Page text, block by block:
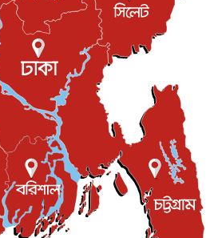
৮ আগস্ট, ২০২৬
বলা রদ্রির জন্য বার্সার কাছে কত চাইল ম্যানসিটি
উৎসব, বিনা মূল্যে দেখা যাবে ৬ সিনেমা
৮ আগস্ট, ২০২৬
জুমার খুতবা : “কুরআন হোক জীবন দেখার
৭ আগস্ট, ২০২৬
মোহিনী রশিদ এনওয়াইপিডির উচ্চপদস্থ কর্মকর্তা
৬ আগস্ট, ২০২৬